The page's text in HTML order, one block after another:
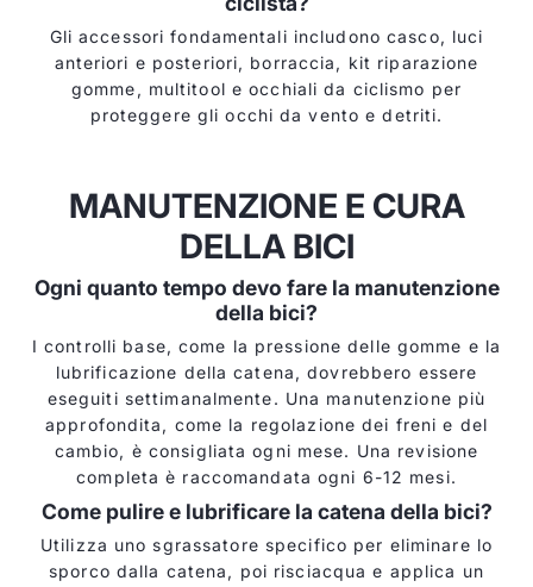
Gli accessori fondamentali includono casco, luci
anteriori e posteriori, borraccia, kit riparazione
gomme, multitool e occhiali da ciclismo per
proteggere gli occhi da vento e detriti.
MANUTENZIONE E CURA
DELLA BICI
Ogni quanto tempo devo fare la manutenzione
della bici?
I controlli base, come la pressione delle gomme e la
lubrificazione della catena, dovrebbero essere
eseguiti settimanalmente. Una manutenzione più
approfondita, come la regolazione dei freni e del
cambio, è consigliata ogni mese. Una revisione
completa è raccomandata ogni 6-12 mesi.
Come pulire e lubrificare la catena della bici?
Utilizza uno sgrassatore specifico per eliminare lo
sporco dalla catena, poi risciacqua e applica un